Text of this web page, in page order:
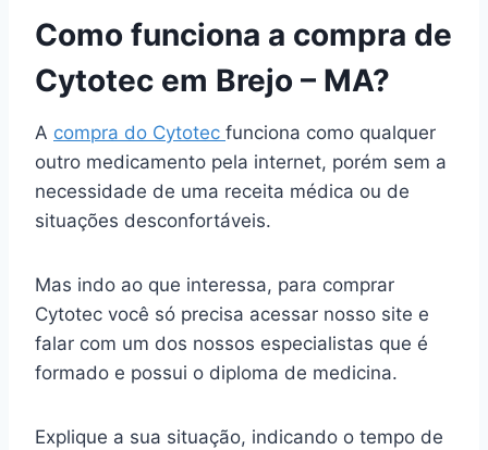
Como funciona a compra de
Cytotec em Brejo – MA?
A compra do Cytotec funciona como qualquer
outro medicamento pela internet, porém sem a
necessidade de uma receita médica ou de
situações desconfortáveis.
Mas indo ao que interessa, para comprar
Cytotec você só precisa acessar nosso site e
falar com um dos nossos especialistas que é
formado e possui o diploma de medicina.
Explique a sua situação, indicando o tempo de